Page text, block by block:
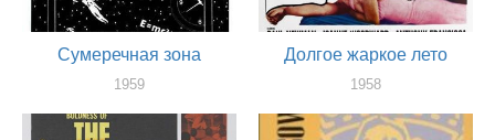
Сумеречная зона
1959
Долгое жаркое лето
1958